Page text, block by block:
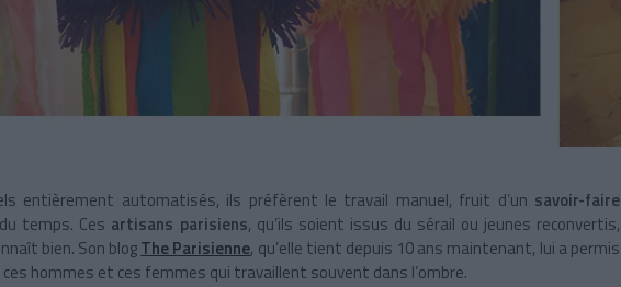
entièrement automatisés, ils préfèrent le travail manuel, fruit d’un savoir-faire
temps. Ces artisans parisiens, qu’ils soient issus du sérail ou jeunes reconvertis,
bien. Son blogThe Parisienne, qu’elle tient depuis 10 ans maintenant, lui a permis
hommes et ces femmes qui travaillent souvent dans l’ombre.